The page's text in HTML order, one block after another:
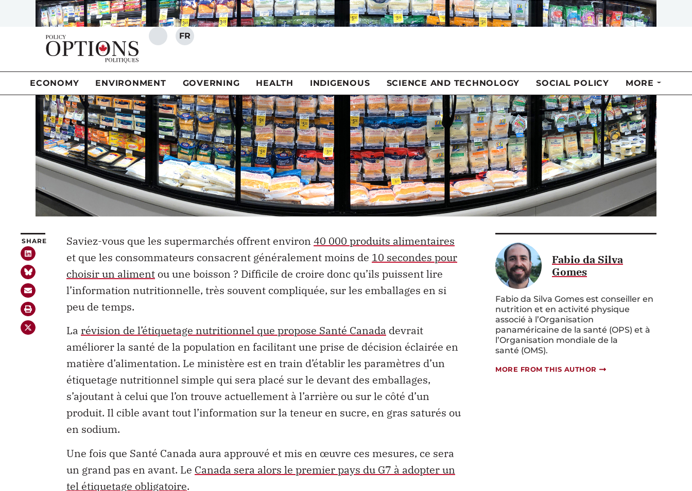
SHARE Saviez-vous que les supermarchés offrent environ 40 000 produits alimentaires
et que les consommateurs consacrent généralement moins de 10 secondes pour
choisir un aliment ou une boisson ? Difficile de croire donc qu’ils puissent lire
l’information nutritionnelle, très souvent compliquée, sur les emballages en si
peu de temps.
La révision de l’étiquetage nutritionnel que propose Santé Canada devrait
améliorer la santé de la population en facilitant une prise de décision éclairée en
matière d’alimentation. Le ministère est en train d’établir les paramètres d’un
étiquetage nutritionnel simple qui sera placé sur le devant des emballages,
s’ajoutant à celui que l’on trouve actuellement à l’arrière ou sur le côté d’un
produit. Il cible avant tout l’information sur la teneur en sucre, en gras saturés ou
en sodium.
Une fois que Santé Canada aura approuvé et mis en œuvre ces mesures, ce sera
un grand pas en avant. Le Canada sera alors le premier pays du G7 à adopter un
tel étiquetage obligatoire.
Fabio da Silva
Gomes
Fabio da Silva Gomes est conseiller en
nutrition et en activité physique
associé à l’Organisation
panaméricaine de la santé (OPS) et à
l’Organisation mondiale de la
santé (OMS).
MORE FROM THIS AUTHOR